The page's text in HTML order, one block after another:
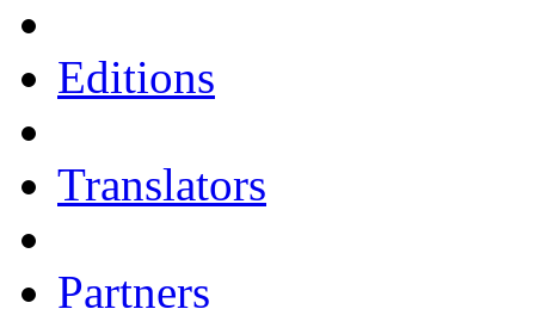
Editions
Translators
Partners